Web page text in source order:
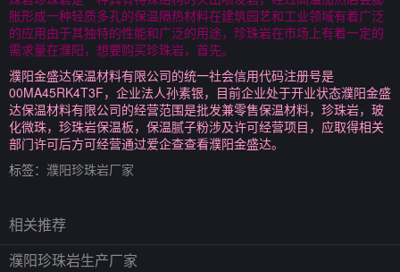
胀形成一种轻质多孔的保温隔热材料在建筑园艺和工业领域有着广泛
的应用由于其独特的性能和广泛的用途，珍珠岩在市场上有着一定的
需求量在濮阳，想要购买珍珠岩，首先。
濮阳金盛达保温材料有限公司的统一社会信用代码注册号是
00MA45RK4T3F，企业法人孙素银，目前企业处于开业状态濮阳金盛
达保温材料有限公司的经营范围是批发兼零售保温材料，珍珠岩，玻
化微珠，珍珠岩保温板，保温腻子粉涉及许可经营项目，应取得相关
部门许可后方可经营通过爱企查查看濮阳金盛达。
标签： 濮阳珍珠岩厂家
相关推荐
濮阳珍珠岩生产厂家